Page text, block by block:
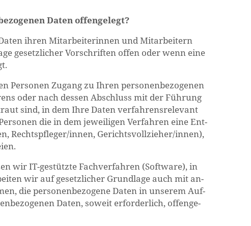
Daten of­fen­ge­legt?
ihren Mit­ar­bei­te­rin­nen und Mit­ar­bei­tern
ge­setz­li­cher Vor­schrif­ten offen oder wenn eine
Per­so­nen Zu­gang zu Ihren per­so­nen­be­zo­ge­nen
oder nach des­sen Ab­schluss mit der Füh­rung
sind, in dem Ihre Daten ver­fah­rens­re­le­vant
die in dem je­wei­li­gen Ver­fah­ren eine Ent­
Rechts­pfle­ger/innen, Ge­richts­voll­zie­her/innen),
wir IT-ge­stütz­te Fach­ver­fah­ren (Soft­ware), in
wir auf ge­setz­li­cher Grund­la­ge auch mit an­
die per­so­nen­be­zo­ge­ne Daten in un­se­rem Auf­
Daten, so­weit er­for­der­lich, of­fen­ge­